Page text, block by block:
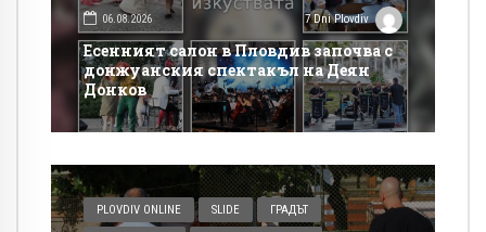
06.08.2026 7 Dni Plovdiv
Есенният салон в Пловдив започва с
донжуанския спектакъл на Деян
Донков
PLOVDIV ONLINE SLIDE ГРАДЪТ